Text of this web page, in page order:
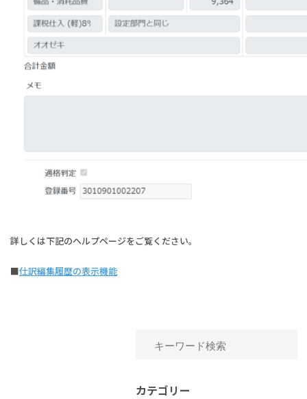
詳しくは下記のヘルプページをご覧ください。
■仕訳編集履歴の表示機能
カテゴリー